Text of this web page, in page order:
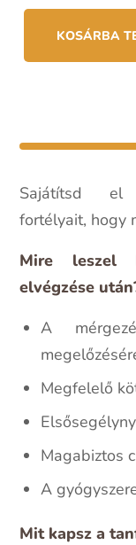
KOSÁRBA
Sajátítsd el
fortélyait, hogy
Mire leszel
elvégzése
A
Megfelelő
Magabiztos
A
Mit kapsz a